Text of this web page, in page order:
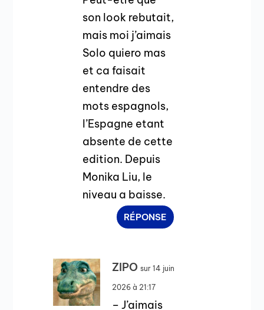
son look rebutait,
mais moi j’aimais
Solo quiero mas
et ca faisait
entendre des
mots espagnols,
l’Espagne etant
absente de cette
edition. Depuis
Monika Liu, le
niveau a baisse.
RÉPONSE
ZIPO sur 14 juin
2026 à 21:17
– J’aimais